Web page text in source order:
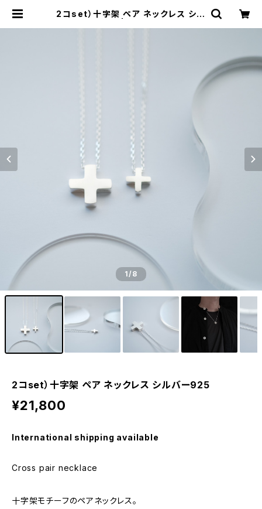
2コset）十字架 ペア ネックレス シル
1/8
2コset）十字架 ペア ネックレス シルバー925
¥21,800
International shipping available
Cross pair necklace
十字架モチーフのペアネックレス。